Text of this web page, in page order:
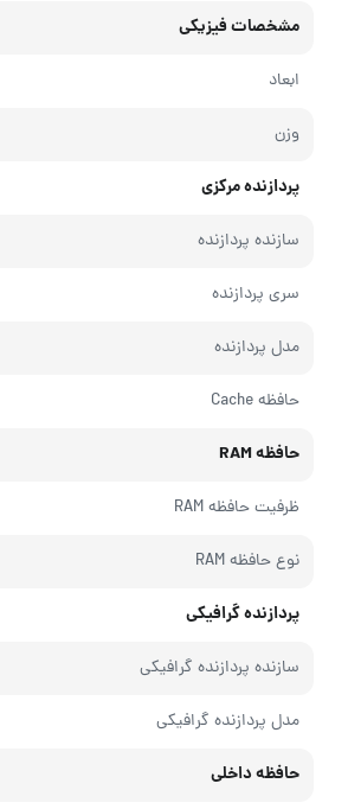
مشخصات فیزیکی
ابعاد
وزن
پردازنده مرکزی
سازنده پردازنده
سری پردازنده
مدل پردازنده
حافظه Cache
حافظه RAM
ظرفیت حافظه RAM
نوع حافظه RAM
پردازنده گرافیکی
سازنده پردازنده گرافیکی
مدل پردازنده گرافیکی
حافظه داخلی